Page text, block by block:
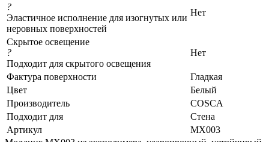
?
Эластичное исполнение для изогнутых или
неровных поверхностей
Нет
Скрытое освещение
?
Подходит для скрытого освещения
Нет
Фактура поверхности
Гладкая
Цвет
Белый
Производитель
COSCA
Подходит для
Стена
Артикул
MX003